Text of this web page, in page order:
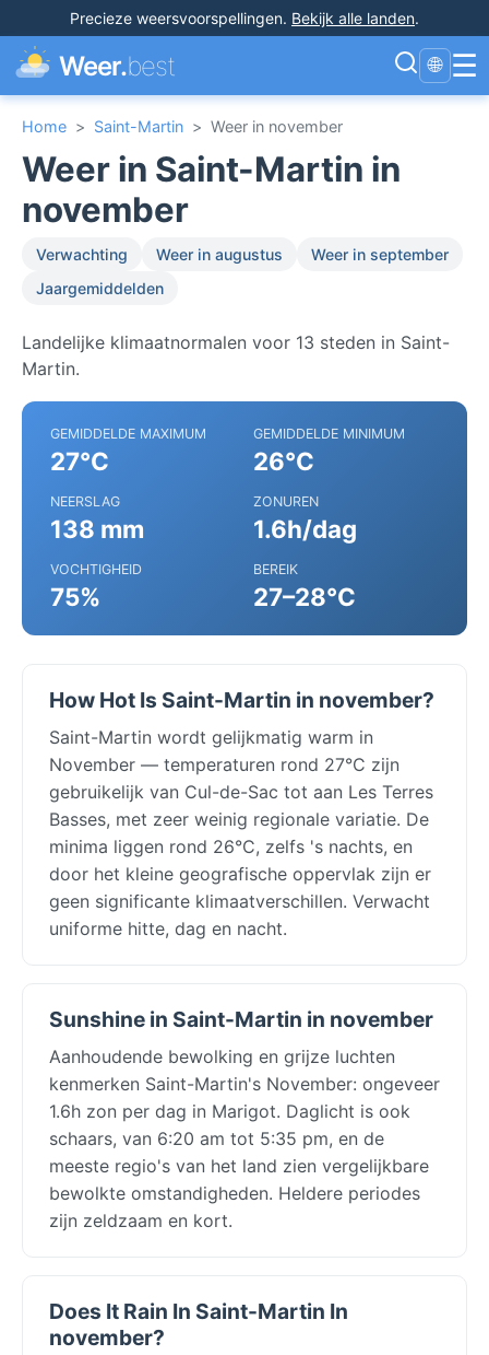
Precieze weersvoorspellingen. Bekijk alle landen.
Weer.best 🌐 ☰
Home > Saint-Martin > Weer in november
Weer in Saint-Martin in
november
Verwachting Weer in augustus
Weer in september
Jaargemiddelden
Landelijke klimaatnormalen voor 13 steden in Saint-
Martin.
GEMIDDELDE MAXIMUM
27°C
GEMIDDELDE MINIMUM
26°C
NEERSLAG
138 mm
ZONUREN
1.6h/dag
VOCHTIGHEID
75%
BEREIK
27–28°C
How Hot Is Saint-Martin in november?
Saint-Martin wordt gelijkmatig warm in
November — temperaturen rond 27°C zijn
gebruikelijk van Cul-de-Sac tot aan Les Terres
Basses, met zeer weinig regionale variatie. De
minima liggen rond 26°C, zelfs 's nachts, en
door het kleine geografische oppervlak zijn er
geen significante klimaatverschillen. Verwacht
uniforme hitte, dag en nacht.
Sunshine in Saint-Martin in november
Aanhoudende bewolking en grijze luchten
kenmerken Saint-Martin's November: ongeveer
1.6h zon per dag in Marigot. Daglicht is ook
schaars, van 6:20 am tot 5:35 pm, en de
meeste regio's van het land zien vergelijkbare
bewolkte omstandigheden. Heldere periodes
zijn zeldzaam en kort.
Does It Rain In Saint-Martin In
november?